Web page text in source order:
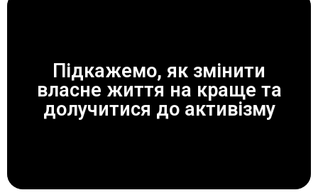
Підкажемо, як змінити
власне життя на краще та
долучитися до активізму
ЗАВЖДИ ДОПОМОЖЕМО!